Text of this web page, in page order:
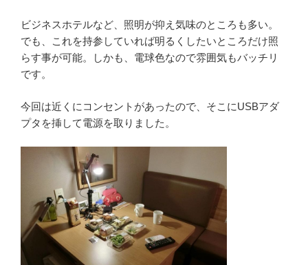
ビジネスホテルなど、照明が抑え気味のところも多い。
でも、これを持参していれば明るくしたいところだけ照
らす事が可能。しかも、電球色なので雰囲気もバッチリ
です。
今回は近くにコンセントがあったので、そこにUSBアダ
プタを挿して電源を取りました。